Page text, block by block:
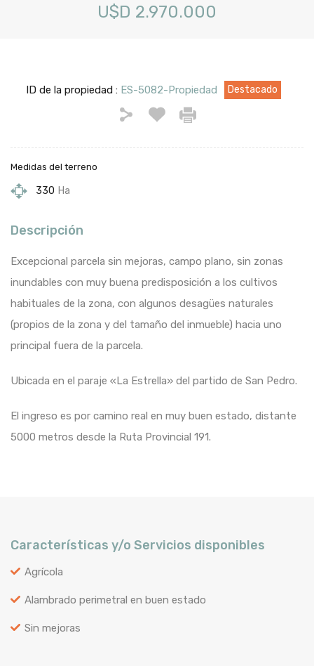
U$D 2.970.000
ID de la propiedad : ES-5082-Propiedad Destacado
Medidas del terreno
330 Ha
Descripción
Excepcional parcela sin mejoras, campo plano, sin zonas
inundables con muy buena predisposición a los cultivos
habituales de la zona, con algunos desagües naturales
(propios de la zona y del tamaño del inmueble) hacia uno
principal fuera de la parcela.
Ubicada en el paraje «La Estrella» del partido de San Pedro.
El ingreso es por camino real en muy buen estado, distante
5000 metros desde la Ruta Provincial 191.
Características y/o Servicios disponibles
Agrícola
Alambrado perimetral en buen estado
Sin mejoras